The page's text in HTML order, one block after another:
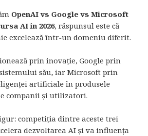
OpenAI vs Google vs Microsoft
AI in 2026, răspunsul este că
excelează într-un domeniu diferit.
prin inovație, Google prin
său, iar Microsoft prin
artificiale în produsele
companii și utilizatori.
competiția dintre aceste trei
dezvoltarea AI și va influența